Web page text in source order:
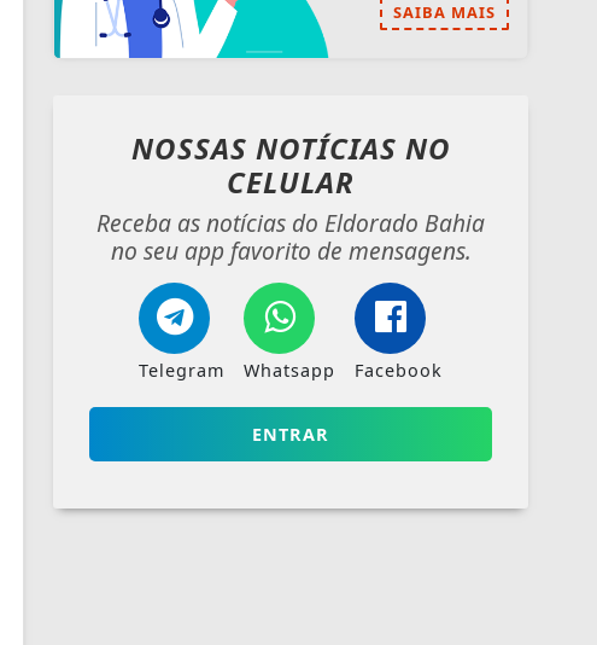
SAIBA MAIS
NOSSAS NOTÍCIAS NO
CELULAR
Receba as notícias do Eldorado Bahia
no seu app favorito de mensagens.
Telegram Whatsapp Facebook
ENTRAR